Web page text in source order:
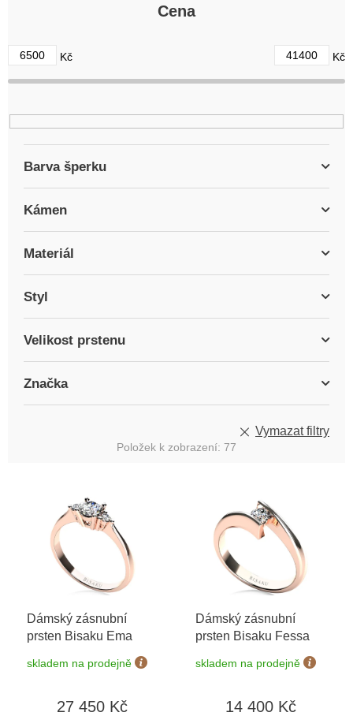
d
u
k
ů
Cena
6500 Kč 41400 Kč
Barva šperku
Kámen
Materiál
Styl
Velikost prstenu
Značka
Vymazat filtry
Položek k zobrazení: 77
Dámský zásnubní
prsten Bisaku Ema
skladem na prodejně
27 450 Kč
Dámský zásnubní
prsten Bisaku Fessa
skladem na prodejně
14 400 Kč